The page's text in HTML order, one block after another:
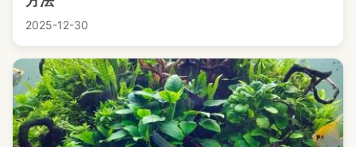
2025-12-30